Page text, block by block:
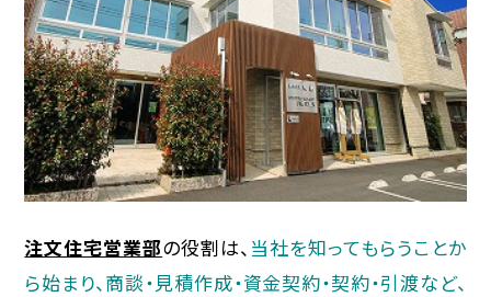
注文住宅営業部の役割は、 当社を知ってもらうことか
ら始まり、商談・見積作成・資金契約・契約・引渡など、